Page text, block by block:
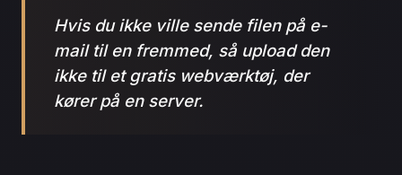
Hvis du ikke ville sende filen på e-
mail til en fremmed, så upload den
ikke til et gratis webværktøj, der
kører på en server.